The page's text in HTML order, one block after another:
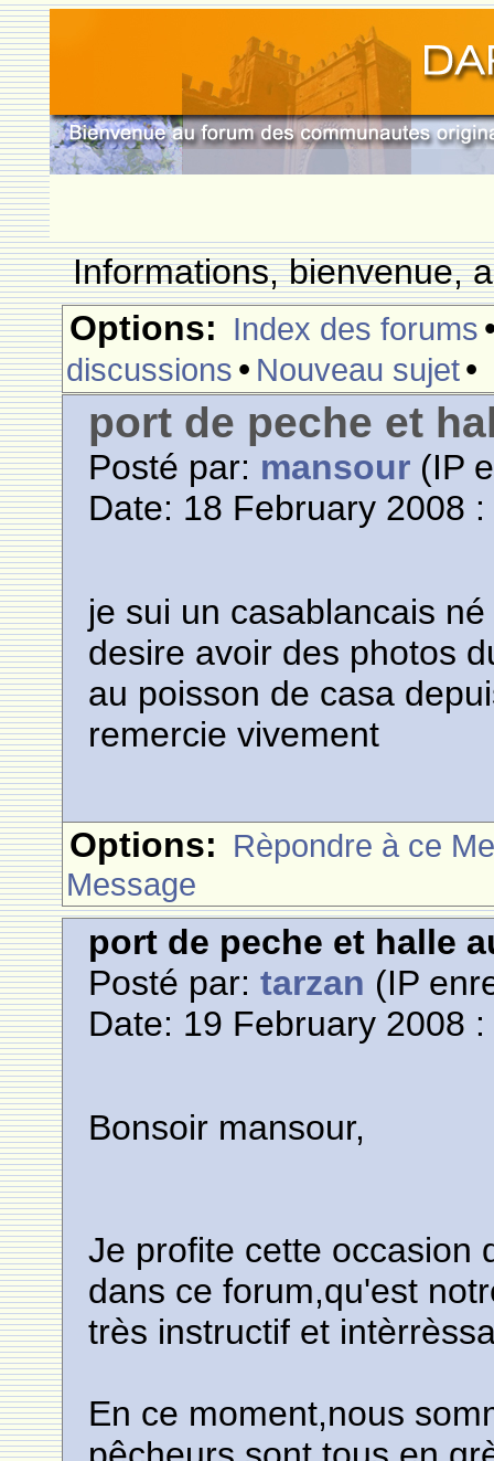
Informations, bienvenue,
Options: Index des forums
discussions • Nouveau sujet•
port de peche et
Posté par: mansour (IP
Date: 18 February 2008
je sui un casablancais
desire avoir des photos
au poisson de casa
remercie vivement
Options: Rèpondre à ce
Message
port de peche et halle
Posté par:tarzan (IP
Date: 19 February 2008
Bonsoir mansour,
Je profite cette occasion
dans ce forum,qu'est
très instructif et
En ce moment,nous